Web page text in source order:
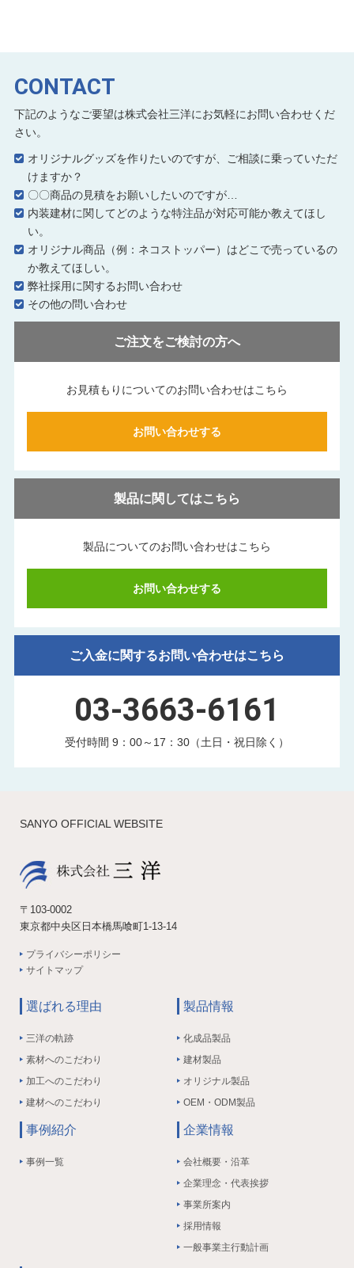
CONTACT
下記のようなご要望は株式会社三洋にお気軽にお問い合わせくだ
さい。
オリジナルグッズを作りたいのですが、ご相談に乗っていただ
けますか？
〇〇商品の見積をお願いしたいのですが…
内装建材に関してどのような特注品が対応可能か教えてほし
い。
オリジナル商品（例：ネコストッパー）はどこで売っているの
か教えてほしい。
弊社採用に関するお問い合わせ
その他の問い合わせ
ご注文をご検討の方へ
お見積もりについてのお問い合わせはこちら
お問い合わせする
製品に関してはこちら
製品についてのお問い合わせはこちら
お問い合わせする
ご入金に関するお問い合わせはこちら
03-3663-6161
受付時間 9：00～17：30（土日・祝日除く）
SANYO OFFICIAL WEBSITE
〒103-0002
東京都中央区日本橋馬喰町1-13-14
プライバシーポリシー
サイトマップ
選ばれる理由
三洋の軌跡
素材へのこだわり
加工へのこだわり
建材へのこだわり
製品情報
化成品製品
建材製品
オリジナル製品
OEM・ODM製品
事例紹介
事例一覧
企業情報
会社概要・沿革
企業理念・代表挨拶
事業所案内
採用情報
一般事業主行動計画